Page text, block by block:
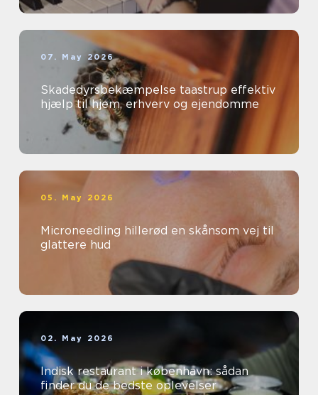
07. May 2026
Skadedyrsbekæmpelse taastrup effektiv
hjælp til hjem, erhverv og ejendomme
05. May 2026
Microneedling hillerød en skånsom vej til
glattere hud
02. May 2026
Indisk restaurant i københavn: sådan
finder du de bedste oplevelser